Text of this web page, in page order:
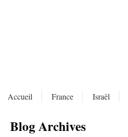
Accueil France Israël
Blog Archives